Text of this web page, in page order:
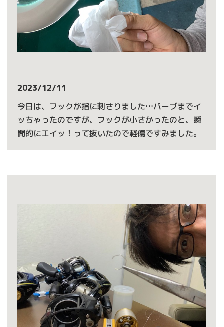
2023/12/11
今日は、フックが指に刺さりました…バーブまでイ
ッちゃったのですが、フックが小さかったのと、瞬
間的にエイッ！って抜いたので軽傷ですみました。